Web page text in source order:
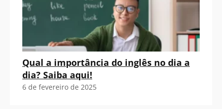
Qual a importância do inglês no dia a
dia? Saiba aqui!
6 de fevereiro de 2025